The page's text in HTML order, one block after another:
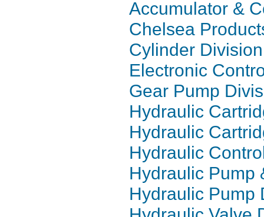
Accumulator &
Chelsea
Cylinder
Electronic
Gear Pump
Hydraulic
Hydraulic
Hydraulic
Hydraulic Pump
Hydraulic Pump